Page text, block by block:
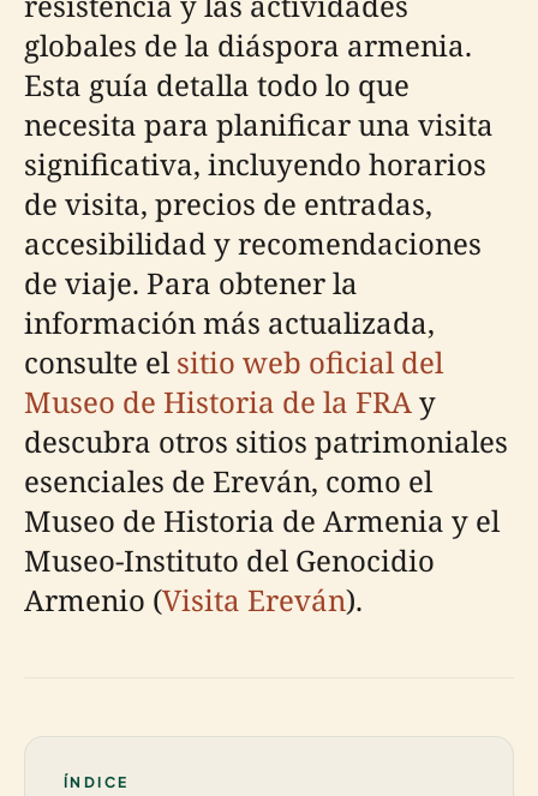
globales de la diáspora armenia.
Esta guía detalla todo lo que
necesita para planificar una visita
significativa, incluyendo horarios
de visita, precios de entradas,
accesibilidad y recomendaciones
de viaje. Para obtener la
información más actualizada,
consulte elsitio web oficial del
Museo de Historia de la FRAy
descubra otros sitios patrimoniales
esenciales de Ereván, como el
Museo de Historia de Armenia y el
Museo-Instituto del Genocidio
Armenio (Visita Ereván).
ÍNDICE